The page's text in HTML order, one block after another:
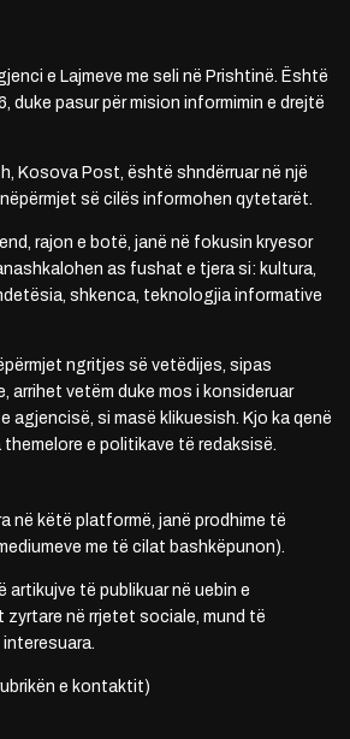
e Lajmeve me seli në Prishtinë. Është
duke pasur për mision informimin e drejtë
Kosova Post, është shndërruar në një
së cilës informohen qytetarët.
rajon e botë, janë në fokusin kryesor
as fushat e tjera si: kultura,
shkenca, teknologjia informative
ngritjes së vetëdijes, sipas
arrihet vetëm duke mos i konsideruar
agjencisë, si masë klikuesish. Kjo ka qenë
e politikave të redaksisë.
në këtë platformë, janë prodhime të
me të cilat bashkëpunon).
artikujve të publikuar në uebin e
zyrtare në rrjetet sociale, mund të
e kontaktit)